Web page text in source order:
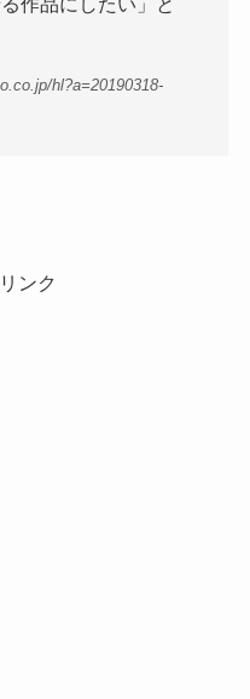
作品にしたい」と
hl?a=20190318-
ンク